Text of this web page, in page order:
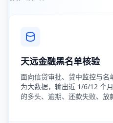
天远金融黑名单核验
面向信贷审批、贷中监控与
为大数据，输出近 1/6/12 个
的多头、逾期、还款失败、